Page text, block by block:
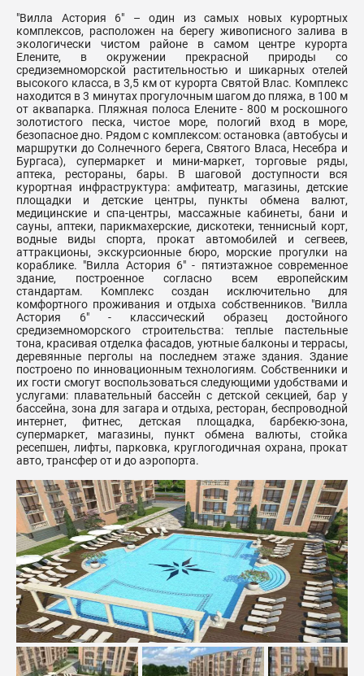
"Вилла Астория 6" – один из самых новых курортных
комплексов, расположен на берегу живописного залива в
экологически чистом районе в самом центре курорта
Елените, в окружении прекрасной природы со
средиземноморской растительностью и шикарных отелей
высокого класса, в 3,5 км от курорта Святой Влас. Комплекс
находится в 3 минутах прогулочным шагом до пляжа, в 100 м
от аквапарка. Пляжная полоса Елените - 800 м роскошного
золотистого песка, чистое море, пологий вход в море,
безопасное дно. Рядом с комплексом: остановка (автобусы и
маршрутки до Солнечного берега, Святого Власа, Несебра и
Бургаса), супермаркет и мини-маркет, торговые ряды,
аптека, рестораны, бары. В шаговой доступности вся
курортная инфраструктура: амфитеатр, магазины, детские
площадки и детские центры, пункты обмена валют,
медицинские и спа-центры, массажные кабинеты, бани и
сауны, аптеки, парикмахерские, дискотеки, теннисный корт,
водные виды спорта, прокат автомобилей и сегвеев,
аттракционы, экскурсионные бюро, морские прогулки на
кораблике. "Вилла Астория 6" - пятиэтажное современное
здание, построенное согласно всем европейским
стандартам. Комплекс создан исключительно для
комфортного проживания и отдыха собственников. "Вилла
Астория 6" - классический образец достойного
средиземноморского строительства: теплые пастельные
тона, красивая отделка фасадов, уютные балконы и террасы,
деревянные перголы на последнем этаже здания. Здание
построено по инновационным технологиям. Собственники и
их гости смогут воспользоваться следующими удобствами и
услугами: плавательный бассейн с детской секцией, бар у
бассейна, зона для загара и отдыха, ресторан, беспроводной
интернет, фитнес, детская площадка, барбекю-зона,
супермаркет, магазины, пункт обмена валюты, стойка
ресепшен, лифты, парковка, круглогодичная охрана, прокат
авто, трансфер от и до аэропорта.